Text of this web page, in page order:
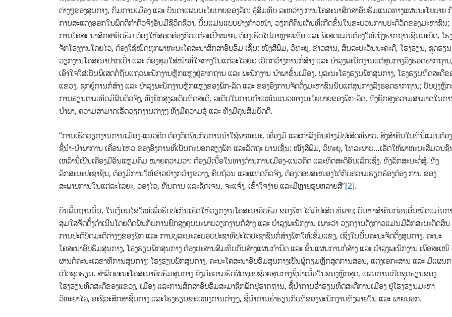
ຕ່າງໆຂອງສູນກາງ, ກົມການເມືອງ ແລະ ບັນດາແຜນນະໂຍບາຍຂອງລັດ; ຮູ້ສົມທົບ ລະຫວ່າງ ການໂຄສະນາສຶກສາອົບຮົມແນວທາງແຜນນະໂຍບາຍ
ການສະແດງອອກໃນພຶດຕິກຳຕົວຈິງອັນມີຊີວິດຊີວາ, ນັ້ນແມ່ນແບບຢ່າງກ້າວໜ້າ, ວຽກດີຄົນເດັ່ນທີ່ເກີດຂຶ້ນໃນຂະບວນການປະຕິວັດຂອງມະຫາຊົນ;
ການໂຄສະ ນາສຶກສາອົບຮົມ ຕ້ອງໃຫ້ສອດຄ່ອງກັບແຕ່ລະເປົ້າໝາຍ, ຕ້ອງເຮັດໄປມາຫຼາຍເທື່ອ ແລະ ພິເສດແມ່ນຕ້ອງໃຫ້ເຖິງຮາກຖານຊົນນະບົດ, ໂຮງ
ຈັກໂຮງງານໂດຍໄວ, ຕ້ອງໃຊ້ໝົດທຸກພາຫະນະໂຄສະນາສຶກສາອົບຮົມ ເຊັ່ນ: ໜັງສືພິມ, ວິທະຍຸ, ຂ່າວສານ, ສິນລະປະວັນນະຄະດີ, ໂຮງຮຽນ, ຊຸດຮຽ
ວຽກງານໂຄສະນາປາກເປົ່າ ແລະ ຕ້ອງສຸມໃສ່ໜ້າທີ່ໃຈກາງໃນແຕ່ລະໄລຍະ; ເປີດກວ້າງການກໍ່ສ້າງ ແລະ ບຳລຸງພະນັກງານແຕ່ສູນກາງລົງຮອດຮາກຖານ,
ເອົາໃຈໃສ່ເປັນພິເສດຕໍ່ຖັນແຖວພະນັກງານຫຼັກແຫຼ່ງຢູ່ຮາກຖານ ແລະ ພະນັກງານ ນໍາພາຂັ້ນເມືອງ. ບູລະນະໂຮງຮຽນພັກສູນກາງ, ໂຮງຮຽນທິດສະດີຂ
ແຂວງ, ຊຸກຍູ້ການກໍ່ສ້າງ ແລະ ບຳລຸງພະນັກງານຫຼັກແຫຼ່ງຂອງພັກ-ລັດ ແລະ ຂອງອົງການຈັດຕັ້ງມະຫາຊົນນັບແຕ່ສູນກາງລົງຮອດຮາກຖານ; ປັບ​ປຸງຫຼັ
ການຮຽນຕາມທິດມີຜົນຕົວຈິງ, ທັງຍົກສູງລະດັບທິດສະດີ, ລະດັບໃນການກຳແໜ້ນແນວທາງນະໂຍບາຍຂອງພັກ-ລັດ, ທັງຍົກສູງຄວາມສາມາດໃນກ
ນໍາພາ, ຄວາມສາມາດເຮັດວຽກງານຕ່າງໆ ທັງມີຄວາມຮູ້ ແລະ ທັງມີຄຸນສົມບັດດີ.
“ການເຮັດວຽກງານການເມືອງ-ແນວຄິດ ຕ້ອງຕິດພັນກັບການນຳໃຊ້ພາຫະນະ, ເຄື່ອງມື ແລະກຳລັງຄົນຢ່າງມີປະສິດທິພາບ. ສີ່ງສຳຄັນໃນທີ່ນີ້ແມ່ນຕ້ອງ
ຊີ້ນຳ-ນຳພາການ ເຄື່ອນໄຫວ ຂອງອົງການທີ່ເປັນກະບອກສຽງພັກ ແລະລັດຖະ ບານເຊັ່ນ: ໜັງສືພິມ, ວິທະຍຸ, ໂທລະພາບ…ເຮັດໃຫ້ພາຫະນະສື່ມວນຊົ
ເຫລົ່ານີ້ເປັນເຄື່ອງມືອັນແຫຼມຄົມ ໝາຍຄວາມວ່າ: ຕ້ອງມີເນື້ອໃນທາງດ້ານການເມືອງ-ແນວຄິດ ແລະທິດສະດີອັນເລິກເຊິ່ງ, ທັງລັກສະນະຕໍ່ສູ້, ທັງ
ລັກສະນະປະຊາຊົນ, ຕ້ອງມີການໃຫ້ຂ່າວຢ່າງກວ້າງຂວາງ, ຄົບຖ້ວນ ແລະແທດຕົວຈິງ, ຕ້ອງຕອບສະໜອງໄດ້ກັບຄວາມຮຽກຮ້ອງຕ້ອງ ການ ຂອງ
ສະພາບການໃນແຕ່ລະໄລຍະ, ວ່ອງໄວ, ທັນການ ແລະຊັດເຈນ, ຈະແຈ້ງ, ເຂົ້າໃຈງ່າຍ ແລະມີຫຼາຍຮູບຫລາຍສີ”[2].
ບົນພື້ນຖານນັ້ນ, ໃນເງື່ອນໄຂໃໝ່ເພື່ອຮັບປະກັນເຮັດໃຫ້ວຽກງານໂຄສະນາອົບຮົມ ຂອງພັກ ໄດ້ມີປະສິດ ທິພາບ; ບັນຫາສຳຄັນກ່ອນອື່ນໝົດແມ່ນກ
ສຸມໃສ່ຈັດຕັ້ງດຳເນີນໂດຍຕິດພັນກັບການຍົກສູງຄຸນນະພາບວຽກງານກໍ່ສ້າງ ແລະ ບຳລຸງພະນັກງານ ເພາະວ່າ ວຽກງານດັ່ງກ່າວແມ່ນມີລັກສະນະຕັດສິນ
ການປະຕິບັດມະຕິຕ່າງໆຂອງພັກ ແລະ ການບູລະນະລະບອບປະຊາທິປະໄຕປະຊາຊົນກໍ່ສ້າງພັກໃຫ້ເຂັ້ມແຂງ, ເຊິ່ງໃນນັ້ນຄະນະຈັດຕັ້ງສູນກາງ, ຄະນະ
ໂຄສະນາອົບຮົມສູນກາງ, ໂຮງຮຽນພັກສູນກາງ ຕ້ອງປະສານສົມທົບກັນສ້າງແຜນກຳນົດ ແລະ ຂຶ້ນແຜນການກໍ່ສ້າງ ແລະ ບຳລຸງພະນັກງານ ເພື່ອສະເໜີ
ຜ່ານຕໍ່ຄະນະເລຂາທິການສູນກາງ; ໂຮງຮຽນພັກສູນກາງ, ຄະນະໂຄສະນາອົບຮົມສູນກາງເປັນຜູ້ກຽມຫຼັກສູດການສອນ, ແຕ່ງເອກະສານ ແລະ ມີແຜນ
ເປີດຊຸດຮຽນ. ສຳລັບຄະນະໂຄສະນາອົບຮົມສູນກາງ ຍັງມີຄວາມຮັບຜິດຊອບຊ່ວຍສູນກາງຊີ້ນໍາເນື້ອໃນຂອງຫຼັກສູດ, ແຜນການເປີດຊຸດຮຽນຂອງ
ໂຮງຮຽນທິດສະດີຂອງແຂວງ, ເມືອງ ແລະການສຶກສາອົບຮົມສະມາຊິກພັກຢູ່ຮາກຖານ, ຊີ້ນໍາການຮໍ່າຮຽນທິດສະດີການເມືອງ ຢູ່ໂຮງຮຽນມະຫາ
ວິທະຍາໄລ, ອະຊີວະສຶກສາຊັ້ນກາງ ແລະໂຮງຮຽນຂະແໜງການຕ່າງໆ, ຊີ້ນໍາການຮໍ່າຮຽນກັບທີ່ຂອງພະນັກງານທັງພາຍໃນ ແລະ ພາຍນອກ.